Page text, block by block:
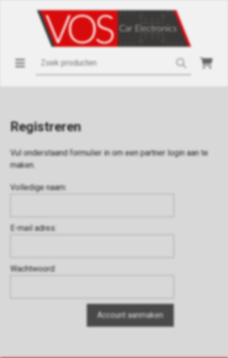
Registreren
Vul onderstaand formulier in om een partner login aan te
maken.
Volledige naam:
E-mail adres:
Wachtwoord: